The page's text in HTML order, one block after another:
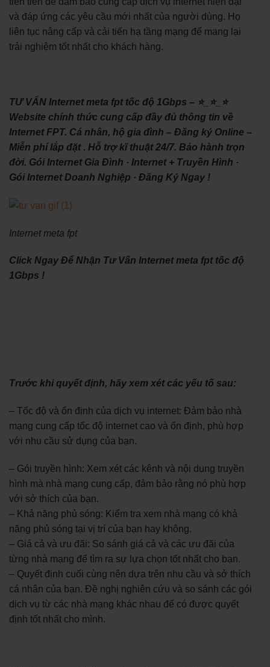
và đáp ứng các yêu cầu mới nhất của người dùng. Họ
liên tục nâng cấp và cải tiến hạ tầng mạng để mang lại
trải nghiệm tốt nhất cho khách hàng.
TƯ VẤN Internet meta fpt tốc độ 1Gbps – ⭐_⭐_⭐
Website chính thức cung cấp đầy đủ thông tin về
Internet FPT. Cá nhân, hộ gia đình – Đăng ký Online –
Miễn phí lắp đặt . Hỗ trợ kĩ thuật 24/7. Bảo hành trọn
đời. ‎Gói Internet Gia Đình · ‎Internet + Truyền Hình ·
‎Gói Internet Doanh Nghiệp · ‎Đăng Ký Ngay !
Internet meta fpt
Click Ngay Để Nhận Tư Vấn Internet meta fpt tốc độ
1Gbps !
Trước khi quyết định, hãy xem xét các yếu tố sau:
– Tốc độ và ổn định của dịch vụ internet: Đảm bảo nhà
mạng cung cấp tốc độ internet cao và ổn định, phù hợp
với nhu cầu sử dụng của bạn.
– Gói truyền hình: Xem xét các kênh và nội dung truyền
hình mà nhà mạng cung cấp, đảm bảo rằng nó phù hợp
với sở thích của bạn.
– Khả năng phủ sóng: Kiểm tra xem nhà mạng có khả
năng phủ sóng tại vị trí của bạn hay không.
– Giá cả và ưu đãi: So sánh giá cả và các ưu đãi của
từng nhà mạng để tìm ra sự lựa chọn tốt nhất cho bạn.
– Quyết định cuối cùng nên dựa trên nhu cầu và sở thích
cá nhân của bạn. Đề nghị nghiên cứu và so sánh các gói
dịch vụ từ các nhà mạng khác nhau để có được quyết
định tốt nhất cho mình.